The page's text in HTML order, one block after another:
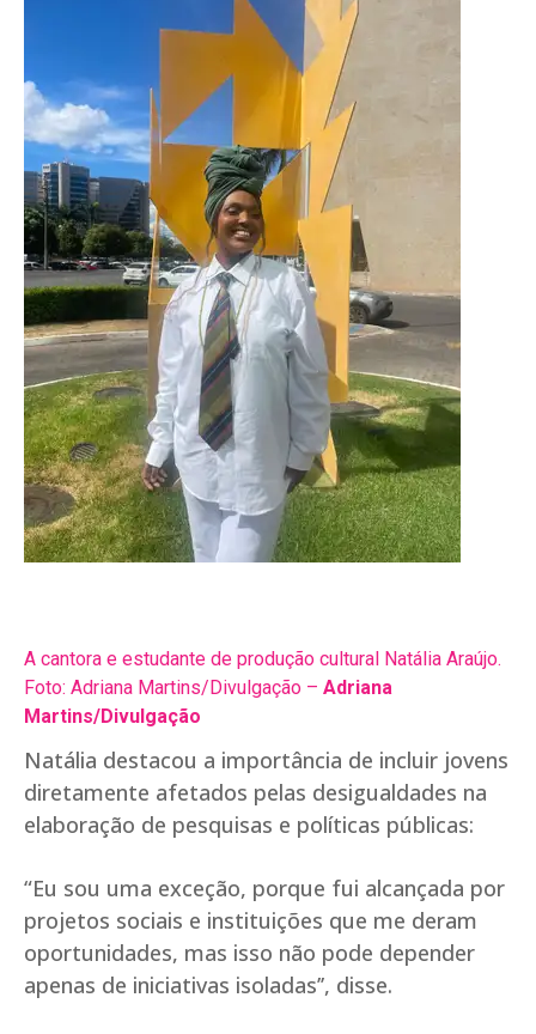
A cantora e estudante de produção cultural Natália Araújo.
Foto: Adriana Martins/Divulgação – Adriana
Martins/Divulgação
Natália destacou a importância de incluir jovens
diretamente afetados pelas desigualdades na
elaboração de pesquisas e políticas públicas:
“Eu sou uma exceção, porque fui alcançada por
projetos sociais e instituições que me deram
oportunidades, mas isso não pode depender
apenas de iniciativas isoladas’’, disse.